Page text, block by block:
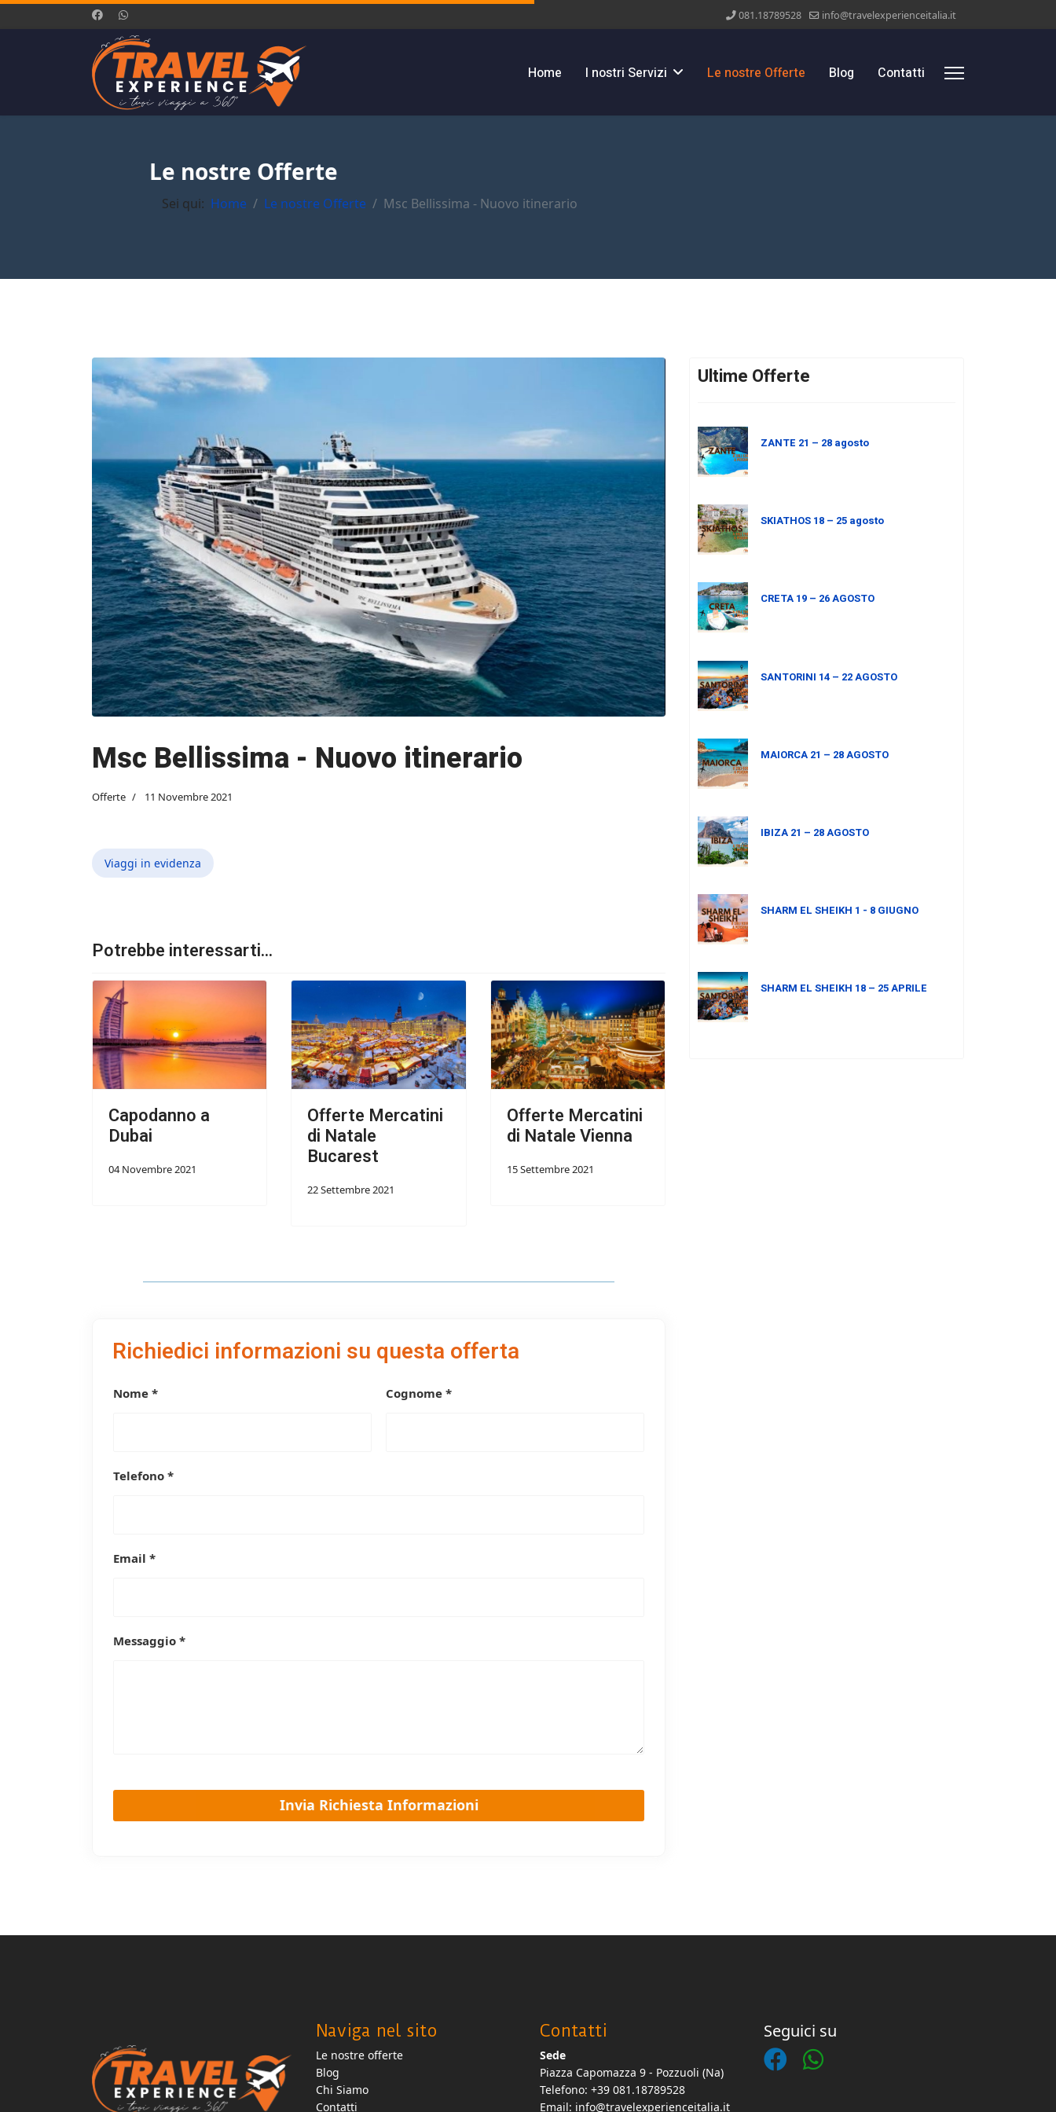
081.18789528 info@travelexperienceitalia.it
Home I nostri Servizi Le nostre Offerte Blog Contatti
Le nostre Offerte
Sei qui: Home Le nostre Offerte Msc Bellissima - Nuovo itinerario
Msc Bellissima - Nuovo itinerario
Offerte 11 Novembre 2021
Viaggi in evidenza
Potrebbe interessarti...
Capodanno a
Dubai
04 Novembre 2021
Offerte Mercatini
di Natale
Bucarest
22 Settembre 2021
Offerte Mercatini
di Natale Vienna
15 Settembre 2021
Richiedici informazioni su questa offerta
Nome * Cognome *
Telefono *
Email *
Messaggio *
Ultime Offerte
ZANTE 21 – 28 agosto
SKIATHOS 18 – 25 agosto
CRETA 19 – 26 AGOSTO
SANTORINI 14 – 22 AGOSTO
MAIORCA 21 – 28 AGOSTO
IBIZA 21 – 28 AGOSTO
SHARM EL SHEIKH 1 - 8 GIUGNO
SHARM EL SHEIKH 18 – 25 APRILE
Naviga nel sito
Le nostre offerte
Blog
Chi Siamo
Contatti
Contatti
Sede
Piazza Capomazza 9 - Pozzuoli (Na)
Telefono: +39 081.18789528
Email: info@travelexperienceitalia.it
Seguici su